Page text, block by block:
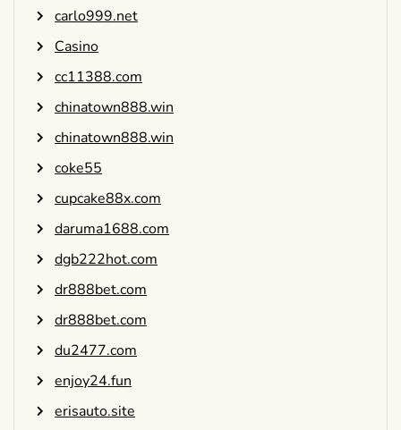
carlo999.net
Casino
cc11388.com
chinatown888.win
chinatown888.win
coke55
cupcake88x.com
daruma1688.com
dgb222hot.com
dr888bet.com
dr888bet.com
du2477.com
enjoy24.fun
erisauto.site